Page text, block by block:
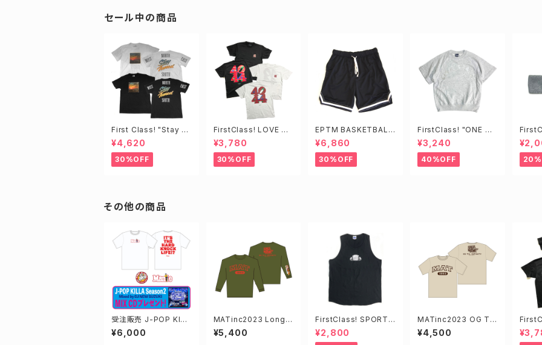
セール中の商品
First Class! "Stay T
uned"TEE
¥4,620
30%OFF
FirstClass! LOVE Te
e
¥3,780
30%OFF
EPTM BASKETBALL
SHORTS
¥6,860
30%OFF
FirstClass! "ONE W
ORLD" Loose Fit Te
e
¥3,240
40%OFF
その他の商品
受注販売 J-POP KILL
A s2 CD付き スペシャ
ルセット
¥6,000
MATinc2023 Long S
leeve TEE
¥5,400
FirstClass! SPORT
HEAVY LOGO TANK
TOP
¥2,800
MATinc2023 OG Te
e
¥4,500
Tee